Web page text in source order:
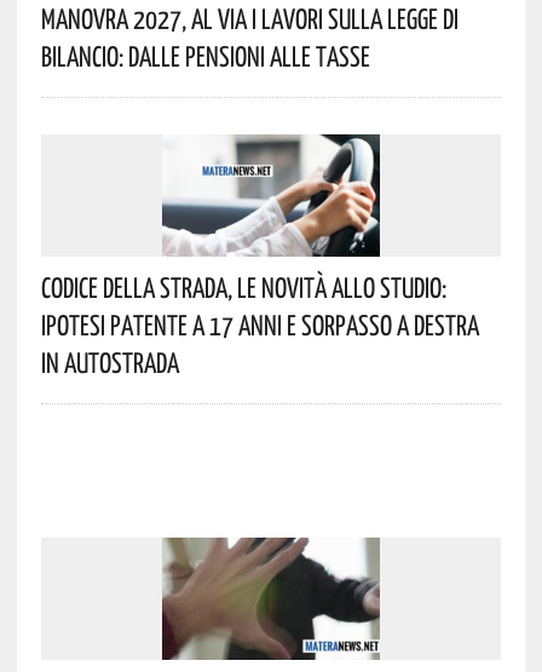
Manovra 2027, Al Via I Lavori Sulla Legge Di
Bilancio: Dalle Pensioni Alle Tasse
Codice Della Strada, Le Novità Allo Studio:
Ipotesi Patente A 17 Anni E Sorpasso A Destra
In Autostrada